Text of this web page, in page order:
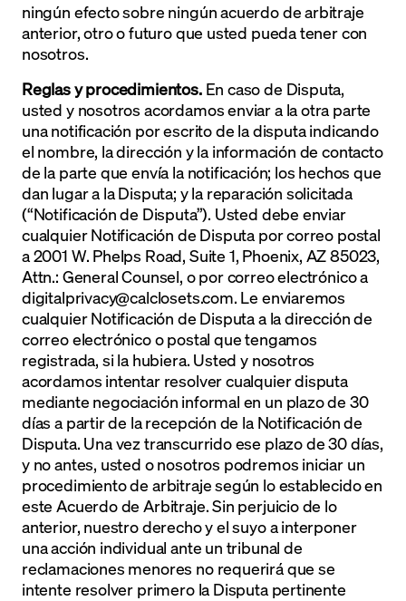
ningún efecto sobre ningún acuerdo de arbitraje
anterior, otro o futuro que usted pueda tener con
nosotros.
Reglas y procedimientos.En caso de Disputa,
usted y nosotros acordamos enviar a la otra parte
una notificación por escrito de la disputa indicando
el nombre, la dirección y la información de contacto
de la parte que envía la notificación; los hechos que
dan lugar a la Disputa; y la reparación solicitada
(“Notificación de Disputa”). Usted debe enviar
cualquier Notificación de Disputa por correo postal
a 2001 W. Phelps Road, Suite 1, Phoenix, AZ 85023,
Attn.: General Counsel, o por correo electrónico a
digitalprivacy@calclosets.com. Le enviaremos
cualquier Notificación de Disputa a la dirección de
correo electrónico o postal que tengamos
registrada, si la hubiera. Usted y nosotros
acordamos intentar resolver cualquier disputa
mediante negociación informal en un plazo de 30
días a partir de la recepción de la Notificación de
Disputa. Una vez transcurrido ese plazo de 30 días,
y no antes, usted o nosotros podremos iniciar un
procedimiento de arbitraje según lo establecido en
este Acuerdo de Arbitraje. Sin perjuicio de lo
anterior, nuestro derecho y el suyo a interponer
una acción individual ante un tribunal de
reclamaciones menores no requerirá que se
intente resolver primero la Disputa pertinente